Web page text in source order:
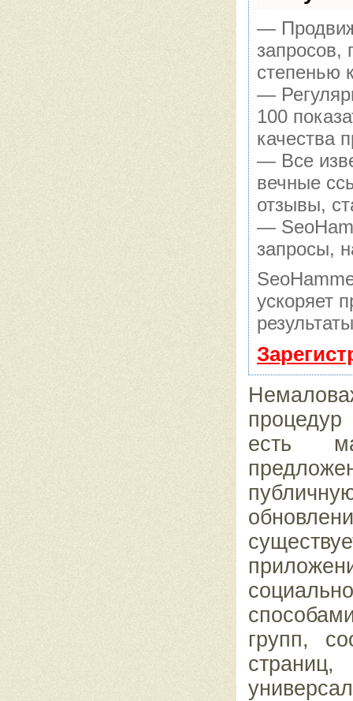
—
запросов,
степенью
—
100
качества
— Все
вечные
отзывы,
—
запросы,
ускоряет
есть
групп,